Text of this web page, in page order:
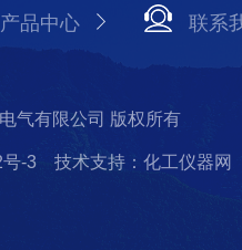
产品中心 联系
气有限公司 版权所有
-3
技术支持：化工仪器网